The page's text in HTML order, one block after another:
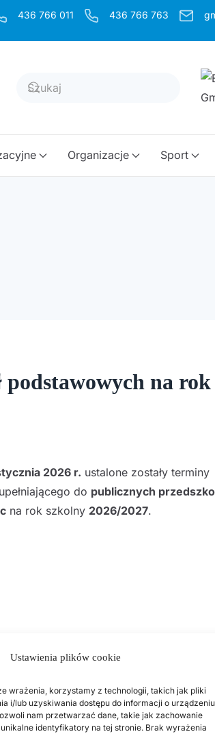
Ustawienia plików cookie
wrażenia, korzystamy z technologii, takich jak pliki
i/lub uzyskiwania dostępu do informacji o
nam przetwarzać dane, takie jak zachowanie
identyfikatory na tej stronie. Brak wyrażenia
436 766 011 436 766 763
Organizacje Sport
na rok
2026 r. ustalone zostały terminy
do publicznych
na rok szkolny 2026/2027.
wiadomości zgodnie z